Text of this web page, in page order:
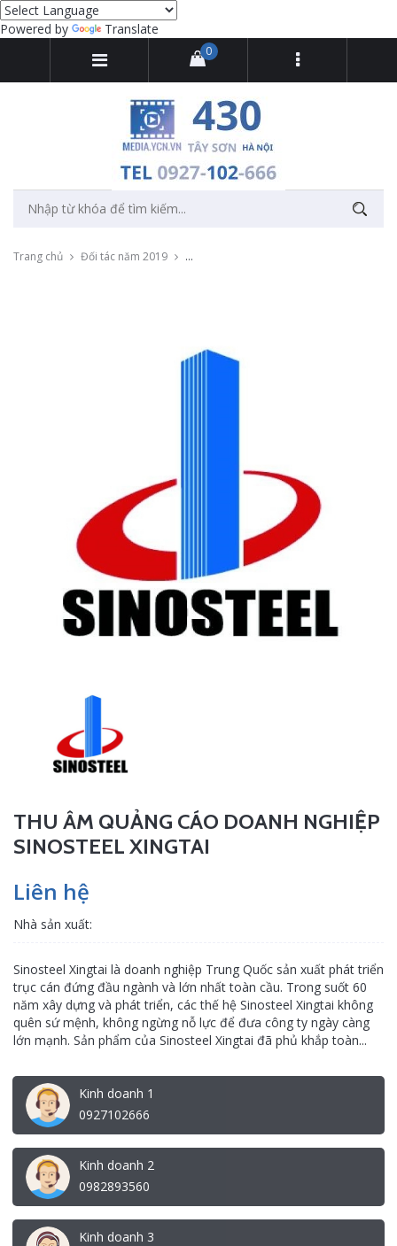
Powered by Translate
0
Trang chủ Đối tác năm 2019 Thu âm quảng cáo doanh nghiệp
THU ÂM QUẢNG CÁO DOANH NGHIỆP
SINOSTEEL XINGTAI
Liên hệ
Nhà sản xuất:
Sinosteel Xingtai là doanh nghiệp Trung Quốc sản xuất phát triển
trục cán đứng đầu ngành và lớn nhất toàn cầu. Trong suốt 60
năm xây dựng và phát triển, các thế hệ Sinosteel Xingtai không
quên sứ mệnh, không ngừng nỗ lực để đưa công ty ngày càng
lớn mạnh. Sản phẩm của Sinosteel Xingtai đã phủ khắp toàn...
Kinh doanh 1
0927102666
Kinh doanh 2
0982893560
Kinh doanh 3